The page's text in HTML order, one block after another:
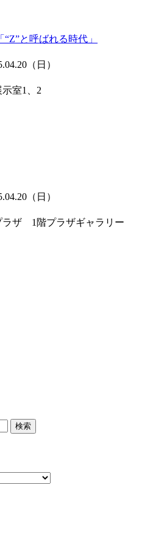
と呼ばれる時代」
（日）
室1、2
（日）
ラザ 1階プラザギャラリー